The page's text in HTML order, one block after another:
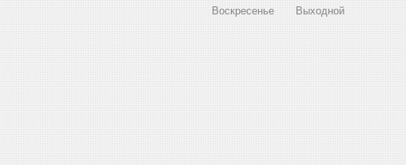
Воскресенье
Выходной